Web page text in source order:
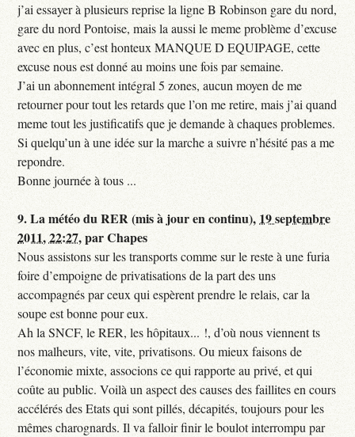
j’ai essayer à plusieurs reprise la ligne B Robinson gare du nord,
gare du nord Pontoise, mais la aussi le meme problème d’excuse
avec en plus, c’est honteux MANQUE D EQUIPAGE, cette
excuse nous est donné au moins une fois par semaine.
J’ai un abonnement intégral 5 zones, aucun moyen de me
retourner pour tout les retards que l’on me retire, mais j’ai quand
meme tout les justificatifs que je demande à chaques problemes.
Si quelqu’un à une idée sur la marche a suivre n’hésité pas a me
repondre.
Bonne journée à tous ...
9.La météo du RER (mis à jour en continu), 19 septembre
2011, 22:27,parChapes
Nous assistons sur les transports comme sur le reste à une furia
foire d’empoigne de privatisations de la part des uns
accompagnés par ceux qui espèrent prendre le relais, car la
soupe est bonne pour eux.
Ah la SNCF, le RER, les hôpitaux... !, d’où nous viennent ts
nos malheurs, vite, vite, privatisons. Ou mieux faisons de
l’économie mixte, associons ce qui rapporte au privé, et qui
coûte au public. Voilà un aspect des causes des faillites en cours
accélérés des Etats qui sont pillés, décapités, toujours pour les
mêmes charognards. Il va falloir finir le boulot interrompu par